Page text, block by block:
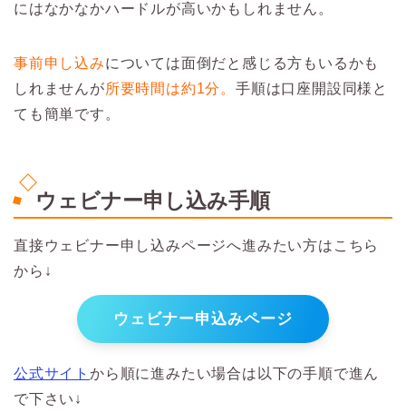
にはなかなかハードルが高いかもしれません。
事前申し込みについては面倒だと感じる方もいるかも
しれませんが所要時間は約1分。手順は口座開設同様と
ても簡単です。
ウェビナー申し込み手順
直接ウェビナー申し込みページへ進みたい方はこちら
から↓
ウェビナー申込みページ
公式サイト から順に進みたい場合は以下の手順で進ん
で下さい↓